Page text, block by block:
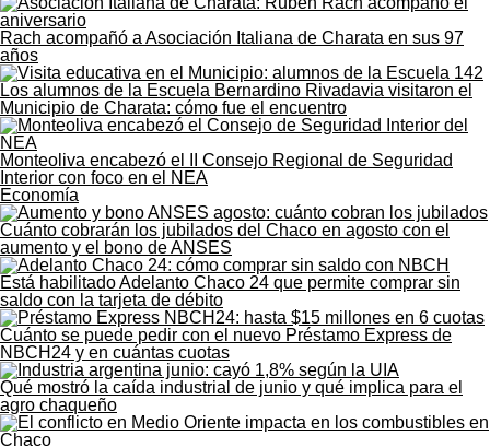
Rach acompañó a Asociación Italiana de Charata en sus 97
años
Los alumnos de la Escuela Bernardino Rivadavia visitaron el
Municipio de Charata: cómo fue el encuentro
Monteoliva encabezó el II Consejo Regional de Seguridad
Interior con foco en el NEA
Economía
Cuánto cobrarán los jubilados del Chaco en agosto con el
aumento y el bono de ANSES
Está habilitado Adelanto Chaco 24 que permite comprar sin
saldo con la tarjeta de débito
Cuánto se puede pedir con el nuevo Préstamo Express de
NBCH24 y en cuántas cuotas
Qué mostró la caída industrial de junio y qué implica para el
agro chaqueño